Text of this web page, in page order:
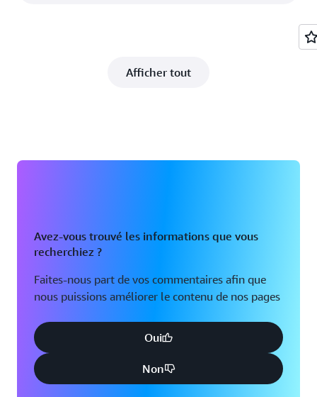
Afficher tout
Avez-vous trouvé les informations que vous
recherchiez ?
Faites-nous part de vos commentaires afin que
nous puissions améliorer le contenu de nos pages
Oui
Non